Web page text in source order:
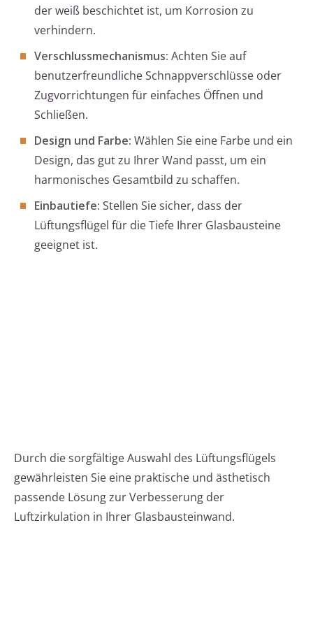
der weiß beschichtet ist, um Korrosion zu
verhindern.
Verschlussmechanismus: Achten Sie auf
benutzerfreundliche Schnappverschlüsse oder
Zugvorrichtungen für einfaches Öffnen und
Schließen.
Design und Farbe: Wählen Sie eine Farbe und ein
Design, das gut zu Ihrer Wand passt, um ein
harmonisches Gesamtbild zu schaffen.
Einbautiefe: Stellen Sie sicher, dass der
Lüftungsflügel für die Tiefe Ihrer Glasbausteine
geeignet ist.
Durch die sorgfältige Auswahl des Lüftungsflügels
gewährleisten Sie eine praktische und ästhetisch
passende Lösung zur Verbesserung der
Luftzirkulation in Ihrer Glasbausteinwand.